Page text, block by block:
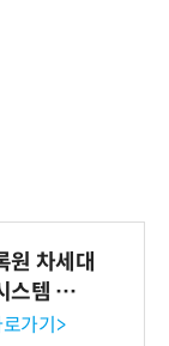
원 차세대
템 구축
가기>